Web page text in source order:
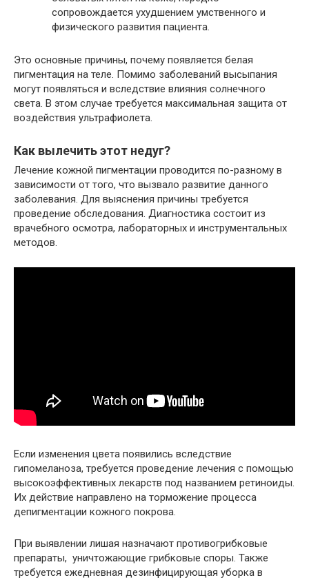
сопровождается ухудшением умственного и
физического развития пациента.
Это основные причины, почему появляется белая
пигментация на теле. Помимо заболеваний высыпания
могут появляться и вследствие влияния солнечного
света. В этом случае требуется максимальная защита от
воздействия ультрафиолета.
Как вылечить этот недуг?
Лечение кожной пигментации проводится по-разному в
зависимости от того, что вызвало развитие данного
заболевания. Для выяснения причины требуется
проведение обследования. Диагностика состоит из
врачебного осмотра, лабораторных и инструментальных
методов.
Если изменения цвета появились вследствие
гипомеланоза, требуется проведение лечения с помощью
высокоэффективных лекарств под названием ретиноиды.
Их действие направлено на торможение процесса
депигментации кожного покрова.
При выявлении лишая назначают противогрибковые
препараты, уничтожающие грибковые споры. Также
требуется ежедневная дезинфицирующая уборка в